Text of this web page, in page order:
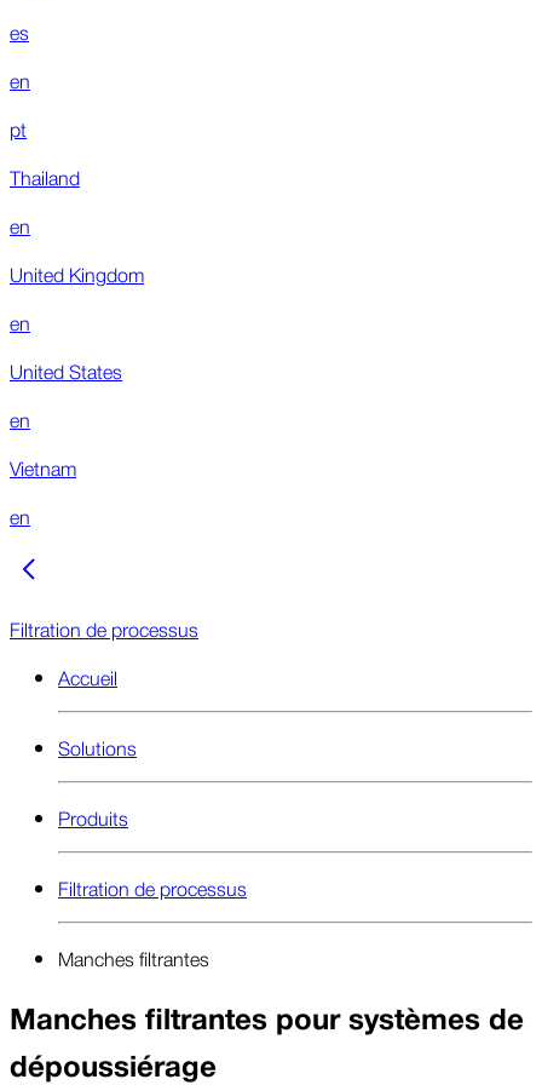
es
en
pt
Thailand
en
United Kingdom
en
United States
en
Vietnam
en
Filtration de processus
Accueil
Solutions
Produits
Filtration de processus
Manches filtrantes
Manches filtrantes pour systèmes de
dépoussiérage